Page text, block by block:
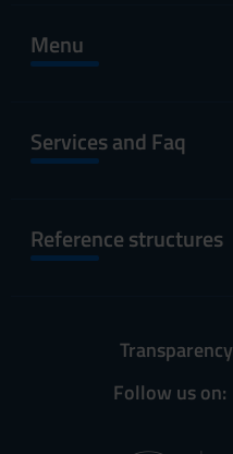
Menu
Services and Faq
Reference structures
Transparency
Follow us on: